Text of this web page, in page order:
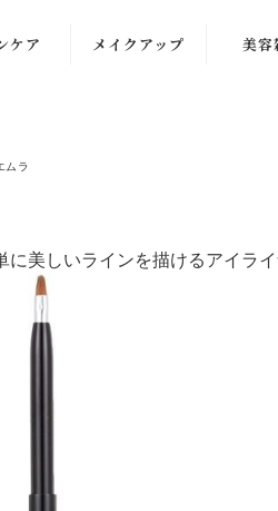
ケア メイクアップ
パウダー・チー
美容
ムラ
美しいラインを描けるアイライ